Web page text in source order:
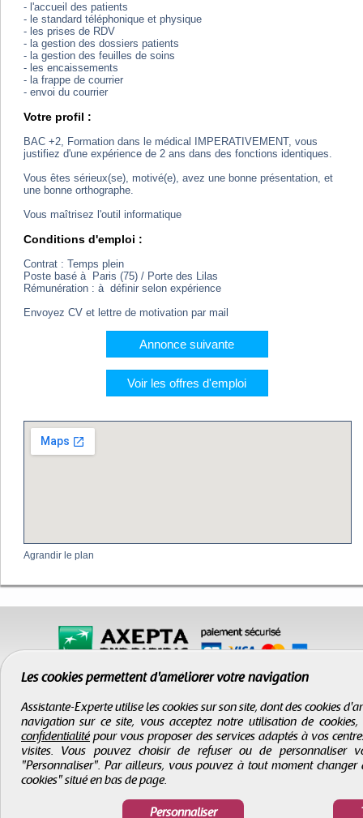
- l'accueil des patients
- le standard téléphonique et physique
- les prises de RDV
- la gestion des dossiers patients
- la gestion des feuilles de soins
- les encaissements
- la frappe de courrier
- envoi du courrier
Votre profil :
BAC +2, Formation dans le médical IMPERATIVEMENT, vous
justifiez d'une expérience de 2 ans dans des fonctions identiques.
Vous êtes sérieux(se), motivé(e), avez une bonne présentation, et
une bonne orthographe.
Vous maîtrisez l'outil informatique
Conditions d'emploi :
Contrat : Temps plein
Poste basé à Paris (75) / Porte des Lilas
Rémunération : à définir selon expérience
Envoyez CV et lettre de motivation par mail
Annonce suivante
Voir les offres d'emploi
Agrandir le plan
CGV -Infos légales
Assistante-Experte- Tous droits réservés © 2000 - 2026
Les cookies permettent d'améliorer votre navigation
Assistante-Experte utilise les cookies sur son site, dont des cookies
navigation sur ce site, vous acceptez notre utilisation de
confidentialitépour vous proposer des services adaptés à vos
visites. Vous pouvez choisir de refuser ou de
"Personnaliser". Par ailleurs, vous pouvez à tout moment
cookies" situé en bas de page.
Personnaliser